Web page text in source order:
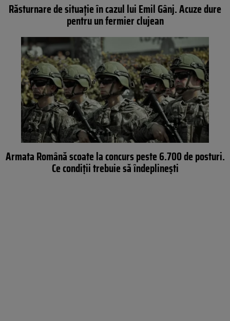
Răsturnare de situație în cazul lui Emil Gânj. Acuze dure
pentru un fermier clujean
Armata Română scoate la concurs peste 6.700 de posturi.
Ce condiții trebuie să îndeplinești